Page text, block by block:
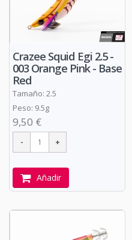
Crazee Squid Egi 2.5 -
003 Orange Pink - Base
Red
Tamaño: 2.5
Peso: 9.5g
9,50 €
Añadir